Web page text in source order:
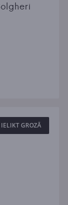
IELIKT GROZĀ